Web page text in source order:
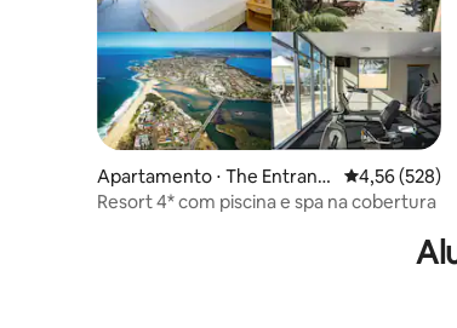
Apartamento ⋅ The Entranc
e
4,56 de uma
4,56 (528)
Resort 4* com piscina e spa na cobertura